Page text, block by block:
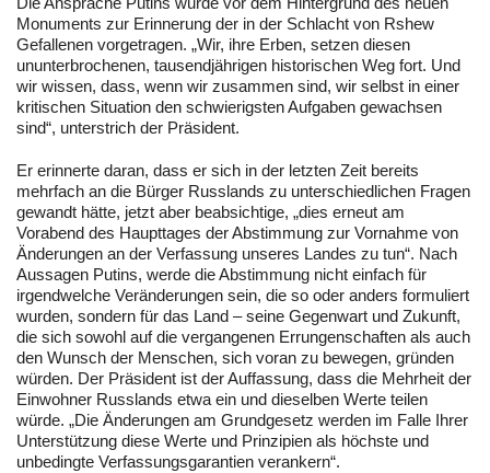
Monuments zur Erinnerung der in der Schlacht von Rshew
Gefallenen vorgetragen. „Wir, ihre Erben, setzen diesen
ununterbrochenen, tausendjährigen historischen Weg fort. Und
wir wissen, dass, wenn wir zusammen sind, wir selbst in einer
kritischen Situation den schwierigsten Aufgaben gewachsen
sind“, unterstrich der Präsident.
Er erinnerte daran, dass er sich in der letzten Zeit bereits
mehrfach an die Bürger Russlands zu unterschiedlichen Fragen
gewandt hätte, jetzt aber beabsichtige, „dies erneut am
Vorabend des Haupttages der Abstimmung zur Vornahme von
Änderungen an der Verfassung unseres Landes zu tun“. Nach
Aussagen Putins, werde die Abstimmung nicht einfach für
irgendwelche Veränderungen sein, die so oder anders formuliert
wurden, sondern für das Land – seine Gegenwart und Zukunft,
die sich sowohl auf die vergangenen Errungenschaften als auch
den Wunsch der Menschen, sich voran zu bewegen, gründen
würden. Der Präsident ist der Auffassung, dass die Mehrheit der
Einwohner Russlands etwa ein und dieselben Werte teilen
würde. „Die Änderungen am Grundgesetz werden im Falle Ihrer
Unterstützung diese Werte und Prinzipien als höchste und
unbedingte Verfassungsgarantien verankern“.